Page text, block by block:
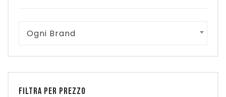
Ogni Brand
FILTRA PER PREZZO